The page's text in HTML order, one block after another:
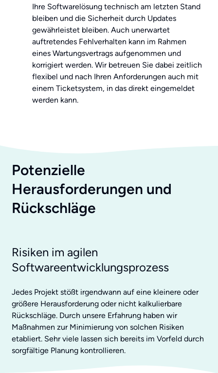
Ihre Softwarelösung technisch am letzten Stand
bleiben und die Sicherheit durch Updates
gewährleistet bleiben. Auch unerwartet
auftretendes Fehlverhalten kann im Rahmen
eines Wartungsvertrags aufgenommen und
korrigiert werden. Wir betreuen Sie dabei zeitlich
flexibel und nach Ihren Anforderungen auch mit
einem Ticketsystem, in das direkt eingemeldet
werden kann.
Potenzielle
Herausforderungen und
Rückschläge
Risiken im agilen
Softwareentwicklungsprozess
Jedes Projekt stößt irgendwann auf eine kleinere oder
größere Herausforderung oder nicht kalkulierbare
Rückschläge. Durch unsere Erfahrung haben wir
Maßnahmen zur Minimierung von solchen Risiken
etabliert. Sehr viele lassen sich bereits im Vorfeld durch
sorgfältige Planung kontrollieren.